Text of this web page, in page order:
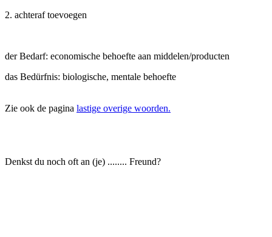
2. achteraf toevoegen
der Bedarf: economische behoefte aan middelen/producten
das Bedürfnis: biologische, mentale behoefte
Zie ook de pagina lastige overige woorden.
Denkst du noch oft an (je) ........ Freund?